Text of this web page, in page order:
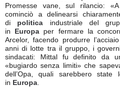
Promesse vane, sul rilancio:
cominciò a delinearsi
di politica industriale del
in
Europa per fermare la
Arcelor, facendo produrre
anni di lotte tra il gruppo, i
sindacati: Mittal fu definito da
«bugiardo senza limiti» che
dell’Opa, quali sarebbero
in Europa